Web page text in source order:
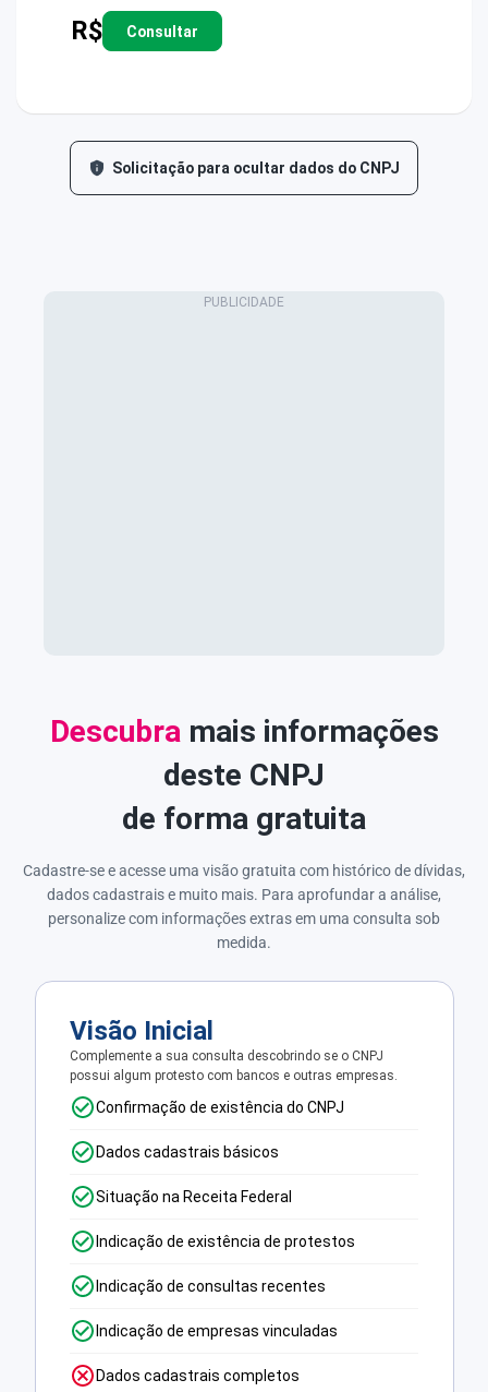
R$ Consultar
Solicitação para ocultar dados do CNPJ
Descubra mais informações
deste CNPJ
de forma gratuita
Cadastre-se e acesse uma visão gratuita com histórico de dívidas,
dados cadastrais e muito mais. Para aprofundar a análise,
personalize com informações extras em uma consulta sob
medida.
Visão Inicial
Complemente a sua consulta descobrindo se o CNPJ
possui algum protesto com bancos e outras empresas.
Confirmação de existência do CNPJ
Dados cadastrais básicos
Situação na Receita Federal
Indicação de existência de protestos
Indicação de consultas recentes
Indicação de empresas vinculadas
Dados cadastrais completos